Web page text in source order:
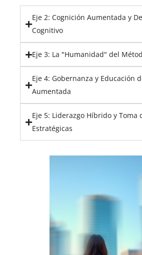
Eje 2: Cognición Aumentada y
Cognitivo
Eje 3: La "Humanidad" del
Eje 4: Gobernanza y Educación
Aumentada
Eje 5: Liderazgo Híbrido y Toma
Estratégicas